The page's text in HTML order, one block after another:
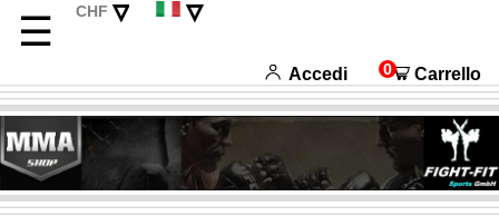
☰ CHF ▿ ▿
Français
Español
Accedi 0 Carrello